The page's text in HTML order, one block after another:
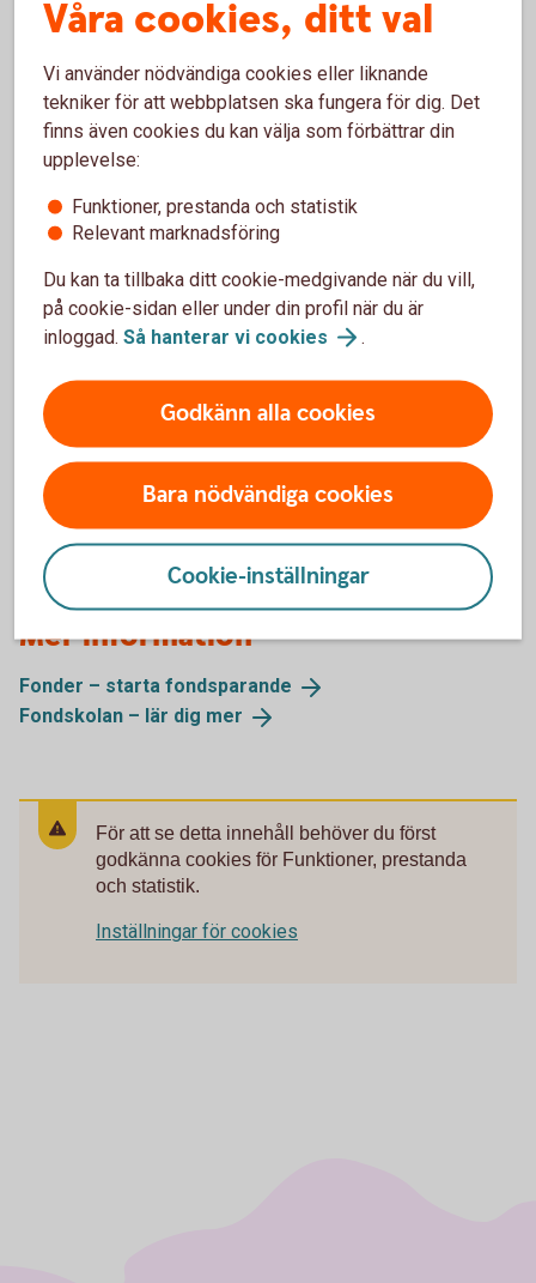
Hållbarhet ifonder
Fondinspiration
Aktiellt
aktierekommendationer, förvaltarkommentarer och
tips runt pension och privatekonomi.
Aktiellt
Mer information
Fonder – starta fondsparande
Fondskolan – lär dig mer
För att se detta innehåll behöver du först
godkänna cookies för Funktioner, prestanda
och statistik.
Inställningar för cookies
Våra cookies, ditt val
Vi använder nödvändiga cookies eller liknande
tekniker för att webbplatsen ska fungera för dig. Det
finns även cookies du kan välja som förbättrar din
upplevelse:
Funktioner, prestanda och statistik
Relevant marknadsföring
Du kan ta tillbaka ditt cookie-medgivande när du vill,
på cookie-sidan eller under din profil när du är
inloggad. Så hanterar vi cookies .
Godkänn alla cookies
Bara nödvändiga cookies
Cookie-inställningar